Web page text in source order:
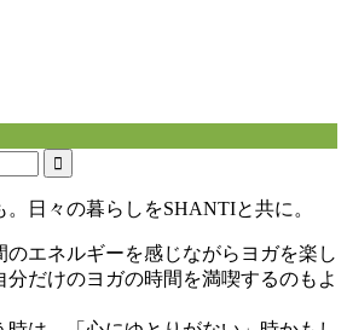
日々の暮らしをSHANTIと共に。
のエネルギーを感じながらヨガを楽し
だけのヨガの時間を満喫するのもよ